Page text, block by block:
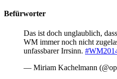
Befürworter
Das ist doch unglaublich,
WM immer noch nicht
unfassbarer Irrsinn.
— Miriam Kachelmann